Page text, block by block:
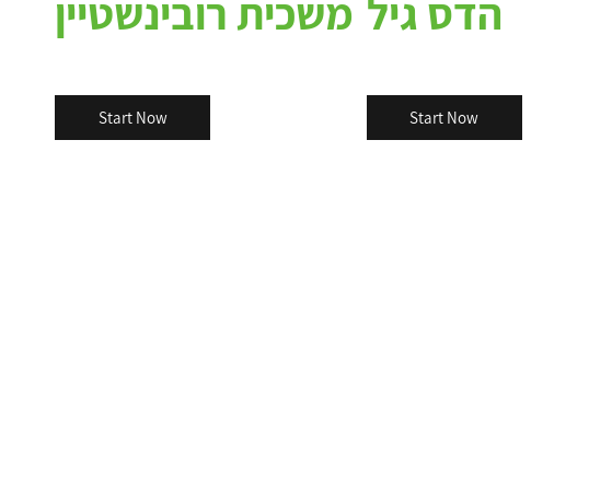
משכית רובינשטיין
Start Now
הדס גיל
Start Now